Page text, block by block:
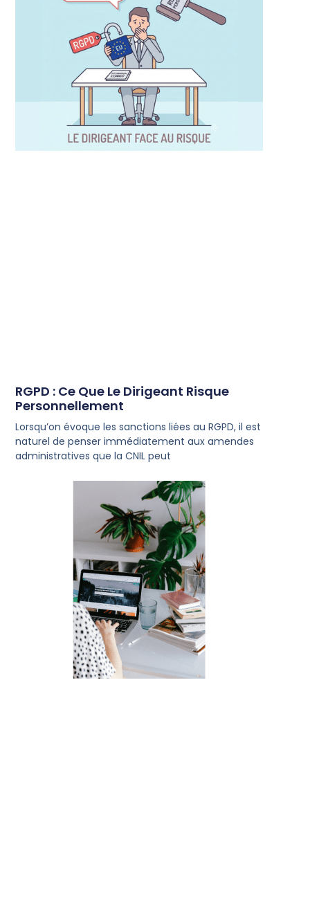
RGPD : Ce Que Le Dirigeant Risque
Personnellement
Lorsqu’on évoque les sanctions liées au RGPD, il est
naturel de penser immédiatement aux amendes
administratives que la CNIL peut